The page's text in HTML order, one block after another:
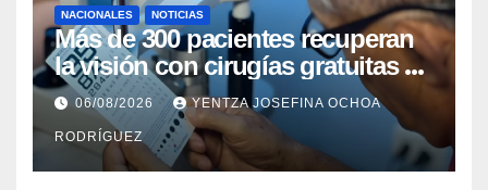
NACIONALES NOTICIAS
Más de 300 pacientes recuperan
la visión con cirugías gratuitas de
cataratas en Zulia
06/08/2026 YENTZA JOSEFINA OCHOA
RODRÍGUEZ